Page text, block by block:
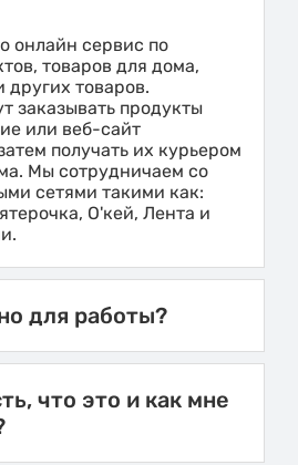
онлайн сервис по
товаров для дома,
товаров.
заказывать продукты
или веб-сайт
получать их курьером
Мы сотрудничаем со
сетями такими как:
О'кей, Лента и
для работы?
что это и как мне